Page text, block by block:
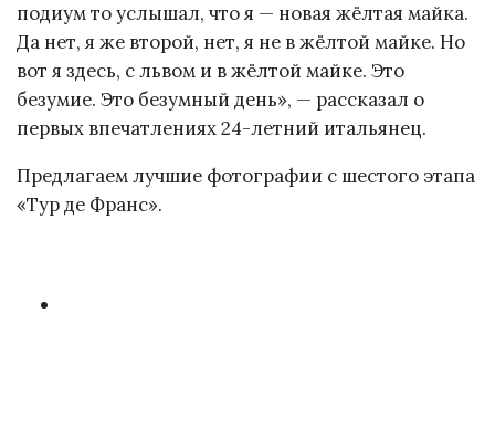
подиум то услышал, что я — новая жёлтая майка.
Да нет, я же второй, нет, я не в жёлтой майке. Но
вот я здесь, с львом и в жёлтой майке. Это
безумие. Это безумный день», — рассказал о
первых впечатлениях 24-летний итальянец.
Предлагаем лучшие фотографии с шестого этапа
«Тур де Франс».